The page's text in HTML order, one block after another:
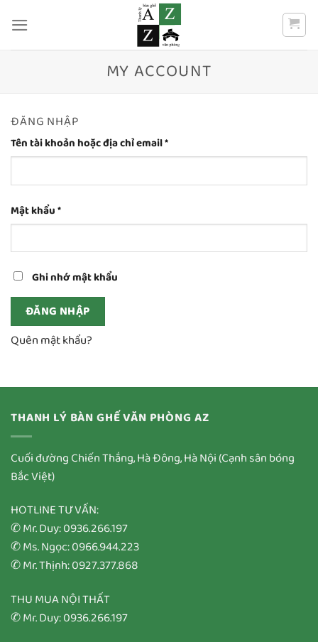
qua
nội
MY ACCOUNT
ĐĂNG NHẬP
Tên tài khoản hoặc địa chỉ email*Bắt
buộc
Mật khẩu*Bắt
buộc
Ghi nhớ mật khẩu
ĐĂNG NHẬP
Quên mật khẩu?
THANH LÝ BÀN GHẾ VĂN PHÒNG AZ
Cuối đường Chiến Thắng, Hà Đông, Hà Nội (Cạnh sân bóng
Bắc Việt)
HOTLINE TƯ VẤN:
✆ Mr. Duy: 0936.266.197
✆ Ms. Ngọc: 0966.944.223
✆ Mr. Thịnh: 0927.377.868
THU MUA NỘI THẤT
✆ Mr. Duy: 0936.266.197